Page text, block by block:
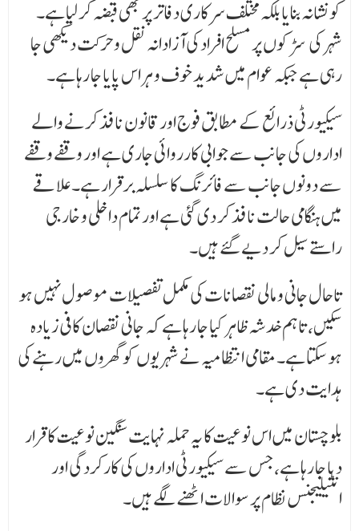
کو نشانہ بنایا بلکہ مختلف سرکاری دفاتر پر بھی قبضہ کر لیا ہے۔
شہر کی سڑکوں پر مسلح افراد کی آزادانہ نقل و حرکت دیکھی جا
رہی ہے جبکہ عوام میں شدید خوف و ہراس پایا جا رہا ہے۔
سیکیورٹی ذرائع کے مطابق فوج اور قانون نافذ کرنے والے
اداروں کی جانب سے جوابی کارروائی جاری ہے اور وقفے وقفے
سے دونوں جانب سے فائرنگ کا سلسلہ برقرار ہے۔ علاقے
میں ہنگامی حالت نافذ کر دی گئی ہے اور تمام داخلی و خارجی
راستے سیل کر دیے گئے ہیں۔
تاحال جانی و مالی نقصانات کی مکمل تفصیلات موصول نہیں ہو
سکیں، تاہم خدشہ ظاہر کیا جا رہا ہے کہ جانی نقصان کافی زیادہ
ہو سکتا ہے۔ مقامی انتظامیہ نے شہریوں کو گھروں میں رہنے کی
ہدایت دی ہے۔
بلوچستان میں اس نوعیت کا یہ حملہ نہایت سنگین نوعیت کا قرار
دیا جا رہا ہے، جس سے سیکیورٹی اداروں کی کارکردگی اور
انٹیلیجنس نظام پر سوالات اٹھنے لگے ہیں۔